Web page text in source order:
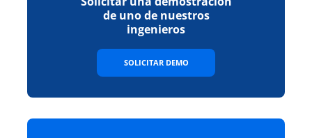
de uno de nuestros
ingenieros
SOLICITAR DEMO